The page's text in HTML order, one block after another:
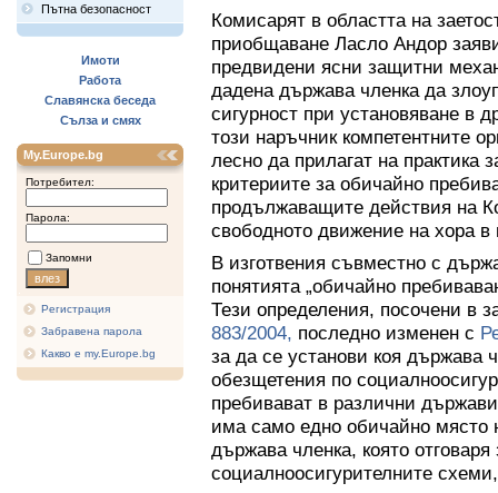
Пътна безопасност
Имоти
Работа
Славянска беседа
Сълза и смях
My.Europe.bg
Потребител:
Парола:
Запомни
Регистрация
Забравена парола
Какво е my.Europe.bg
Комисарят в областта на
приобщаване Ласло Андор
предвидени ясни защитни
дадена държава членка да
сигурност при установяване в
този наръчник компетентните
лесно да прилагат на практика
критериите за обичайно
продължаващите действия на
свободното движение на хора
В изготвения съвместно с
понятията „обичайно
Тези определения, посочени в
883/2004, последно изменен с
за да се установи коя държава
обезщетения по
пребивават в различни
има само едно обичайно място
държава членка, която
социалноосигурителните